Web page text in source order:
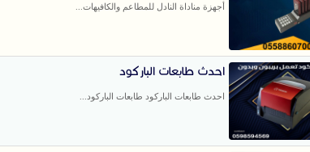
أجهزة مناداة النادل للمطاعم والكافيهات...
احدث طابعات الباركود
احدث طابعات الباركود طابعات الباركود...